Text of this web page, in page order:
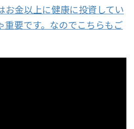
お金以上に健康に投資してい
重要です。なのでこちらもご